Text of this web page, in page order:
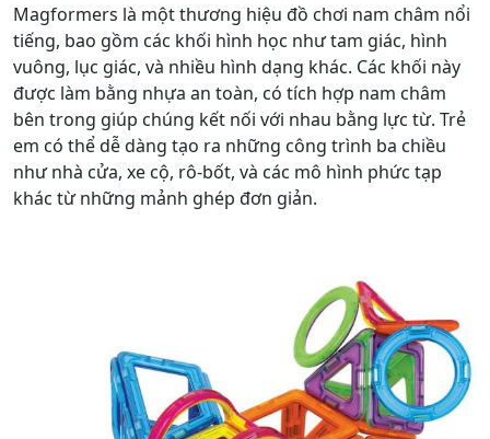
Magformers là một thương hiệu đồ chơi nam châm nổi
tiếng, bao gồm các khối hình học như tam giác, hình
vuông, lục giác, và nhiều hình dạng khác. Các khối này
được làm bằng nhựa an toàn, có tích hợp nam châm
bên trong giúp chúng kết nối với nhau bằng lực từ. Trẻ
em có thể dễ dàng tạo ra những công trình ba chiều
như nhà cửa, xe cộ, rô-bốt, và các mô hình phức tạp
khác từ những mảnh ghép đơn giản.